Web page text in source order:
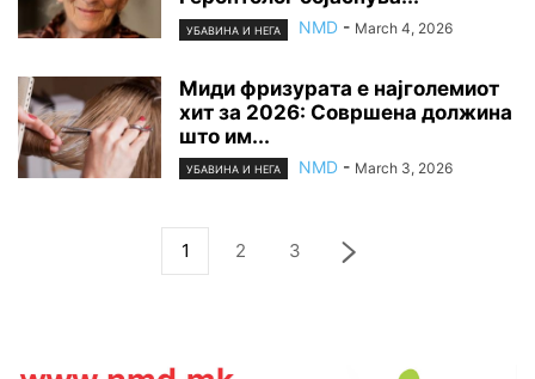
УБАВИНА И НЕГА NMD - March 4, 2026
Миди фризурата е најголемиот
хит за 2026: Совршена должина
што им...
УБАВИНА И НЕГА NMD - March 3, 2026
1 2 3